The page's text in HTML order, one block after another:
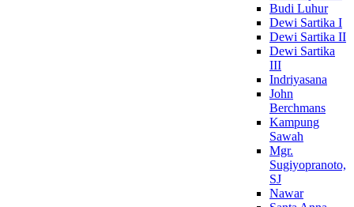
Budi Luhur
Dewi Sartika I
Dewi Sartika II
Dewi Sartika
III
Indriyasana
John
Berchmans
Kampung
Sawah
Mgr.
Sugiyopranoto,
SJ
Nawar